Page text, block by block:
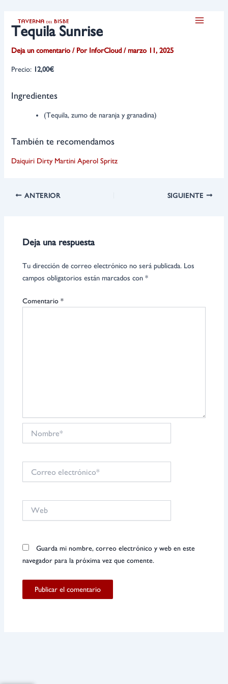
contenido
Tequila Sunrise
Deja un comentario / Por InforCloud/marzo 11, 2025
Precio: 12,00€
Ingredientes
(Tequila, zumo de naranja y granadina)
También te recomendamos
Daiquiri Dirty Martini Aperol Spritz
entradas
ANTERIOR SIGUIENTE
Deja una respuesta
Tu dirección de correo electrónico no será publicada. Los
campos obligatorios están marcados con*
Comentario*
electrónico*
Guarda mi nombre, correo electrónico y web en este
navegador para la próxima vez que comente.